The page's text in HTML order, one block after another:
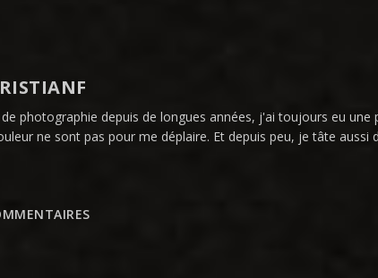
photographie depuis de longues années, j'ai toujours eu
ne sont pas pour me déplaire. Et depuis peu, je tâte aussi